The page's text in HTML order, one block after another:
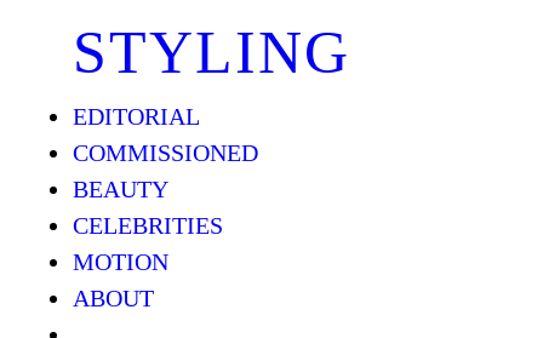
STYLING
EDITORIAL
COMMISSIONED
BEAUTY
CELEBRITIES
MOTION
ABOUT